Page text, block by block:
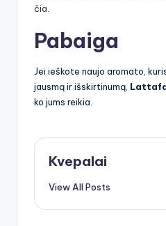
čia.
Pabaiga
Jei ieškote naujo aromato,
jausmą ir išskirtinumą,
ko jums reikia.
Kvepalai
View All Posts